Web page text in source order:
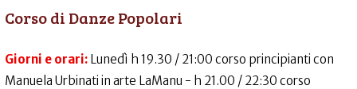
Corso di Danze Popolari
Giorni e orari: Lunedì h 19.30 / 21:00 corso principianti con
Manuela Urbinati in arte LaManu - h 21.00 / 22:30 corso